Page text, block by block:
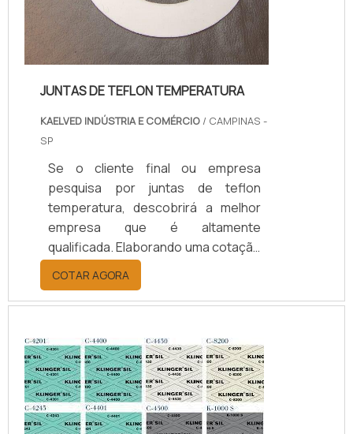
JUNTAS DE TEFLON TEMPERATURA
KAELVED INDÚSTRIA E COMÉRCIO / CAMPINAS -
SP
Se o cliente final ou empresa
pesquisa por juntas de teflon
temperatura, descobrirá a melhor
empresa que é altamente
qualificada. Elaborando uma cotação
por meio da plataforma e
descobrindo a melhor referência do
mercado.Sim, aqui é o lugar certo!
temperatura, com os colaboradores
da kaelved obterá excelente custo-
benefício com assessoria técnica
especializada.UM POUCO MAIS
SOBRE JUNTAS DE TEFLON
COTAR AGORA